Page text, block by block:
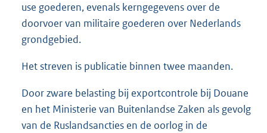
use goederen, evenals kerngegevens over de
doorvoer van militaire goederen over Nederlands
grondgebied.
Het streven is publicatie binnen twee maanden.
Door zware belasting bij exportcontrole bij Douane
en het Ministerie van Buitenlandse Zaken als gevolg
van de Ruslandsancties en de oorlog in de